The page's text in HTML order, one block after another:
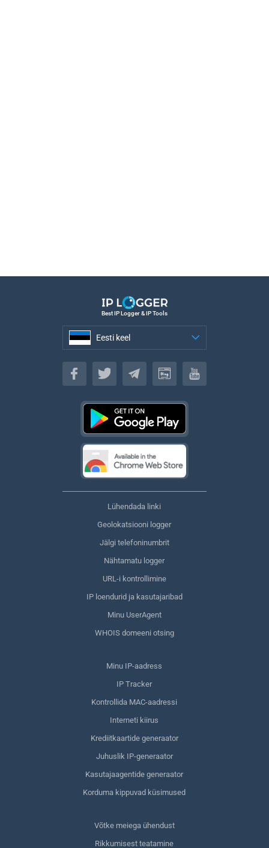
Best IP Logger & IP Tools
Eesti keel
Eesti keel
Lühendada linki
Geolokatsiooni logger
Jälgi telefoninumbrit
Nähtamatu logger
URL-i kontrollimine
IP loendurid ja kasutajaribad
Minu UserAgent
WHOIS domeeni otsing
Minu IP-aadress
IP Tracker
Kontrollida MAC-aadressi
Interneti kiirus
Krediitkaartide generaator
Juhuslik IP-generaator
Kasutajaagentide generaator
Korduma kippuvad küsimused
Võtke meiega ühendust
Rikkumisest teatamine